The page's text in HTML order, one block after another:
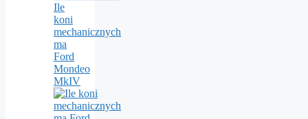
Ile
koni
mechanicznych
ma
Ford
Mondeo
MkIV